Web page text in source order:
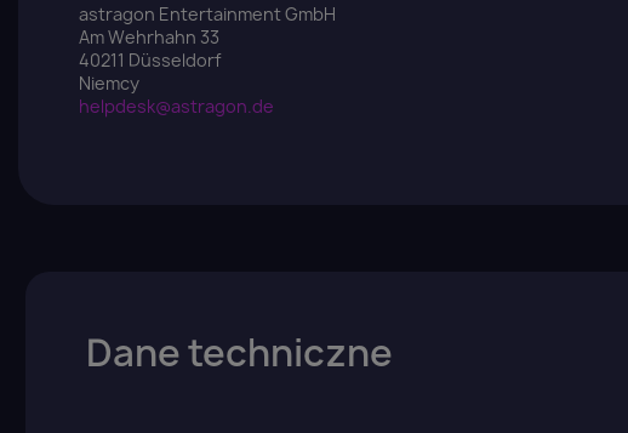
astragon Entertainment GmbH
Am Wehrhahn 33
40211 Düsseldorf
Niemcy
helpdesk@astragon.de
Dane techniczne